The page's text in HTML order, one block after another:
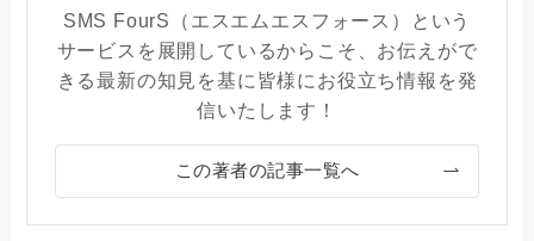
SMS FourS（エスエムエスフォース）という
サービスを展開しているからこそ、お伝えがで
きる最新の知見を基に皆様にお役立ち情報を発
信いたします！
この著者の記事一覧へ